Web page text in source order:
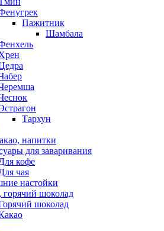
Пажитник
Шамбала
Тархун
напитки
для заваривания
кофе
чая
настойки
горячий шоколад
шоколад